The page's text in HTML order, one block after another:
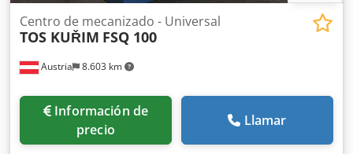
Austria 8.603 km
Centro de mecanizado - Universal
TOS KUŘIM FSQ 100
Información de
precio
Llamar